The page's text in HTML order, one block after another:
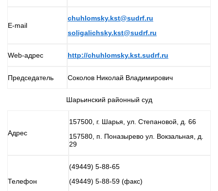
E-mail
chuhlomsky.kst@sudrf.ru
soligalichsky.kst@sudrf.ru
Web-адрес http://chuhlomsky.kst.sudrf.ru
Председатель Соколов Николай Владимирович
Шарьинский районный суд
Адрес
157500, г. Шарья, ул. Степановой, д. 66
157580, п. Поназырево ул. Вокзальная, д.
29
Телефон
(49449) 5-88-65
(49449) 5-88-59 (факс)